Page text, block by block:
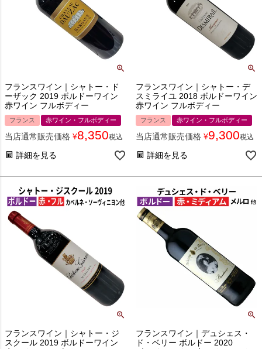
フランスワイン｜シャトー・ド
ーザック 2019 ボルドーワイン
赤ワイン フルボディー
フランス 赤ワイン・フルボディー
当店通常販売価格 ¥8,350税込
詳細を見る
フランスワイン｜シャトー・デ
スミライユ 2018 ボルドーワイン
赤ワイン フルボディー
フランス 赤ワイン・フルボディー
当店通常販売価格 ¥9,300税込
詳細を見る
フランスワイン｜シャトー・ジ
スクール 2019 ボルドーワイン
フランスワイン｜デュシェス・
ド・ベリー ボルドー 2020